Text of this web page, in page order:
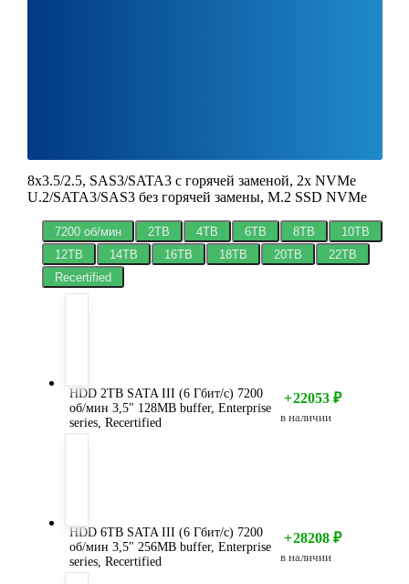
8x3.5/2.5, SAS3/SATA3 с горячей заменой, 2x NVMe
U.2/SATA3/SAS3 без горячей замены, M.2 SSD NVMe
7200 об/мин 2TB 4TB 6TB 8TB
10TB
12TB
14TB 16TB 18TB 20TB
22TB
Recertified
HDD 2TB SATA III (6 Гбит/с) 7200
об/мин 3,5" 128MB buffer, Enterprise
series, Recertified
+22053 ₽
в наличии
HDD 6TB SATA III (6 Гбит/с) 7200
об/мин 3,5" 256MB buffer, Enterprise
series, Recertified
+28208 ₽
в наличии